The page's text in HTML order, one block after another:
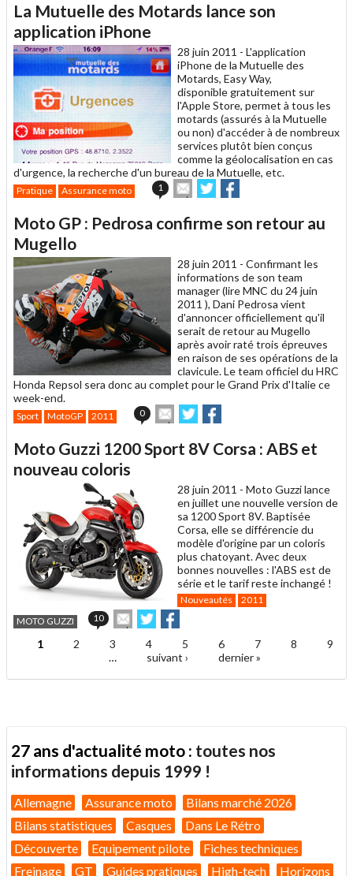
La Mutuelle des Motards lance son
application iPhone
28 juin 2011 - L'application
iPhone de la Mutuelle des
Motards, Easy Way,
disponible gratuitement sur
l'Apple Store, permet à tous les
motards (assurés à la Mutuelle
ou non) d'accéder à de nombreux
services plutôt bien conçus
comme la géolocalisation en cas
d'urgence, la recherche d'un bureau de la Mutuelle, etc.
Pratique Assurance moto 1
Envoyer
cet
à
Partager
sur sur
Moto GP : Pedrosa confirme son retour au
Mugello
28 juin 2011 - Confirmant les
informations de son team
manager (lire MNC du 24 juin
2011 ), Dani Pedrosa vient
d'annoncer officiellement qu'il
serait de retour au Mugello
après avoir raté trois épreuves
en raison de ses opérations de la
clavicule. Le team officiel du HRC
Honda Repsol sera donc au complet pour le Grand Prix d'Italie ce
week-end.
Sport MotoGP 2011 0
Envoyer
cet
à
Partager
sur sur
Moto Guzzi 1200 Sport 8V Corsa : ABS et
nouveau coloris
28 juin 2011 - Moto Guzzi lance
en juillet une nouvelle version de
sa 1200 Sport 8V. Baptisée
Corsa, elle se différencie du
modèle d'origine par un coloris
plus chatoyant. Avec deux
bonnes nouvelles : l'ABS est de
série et le tarif reste inchangé !
Nouveautés
2011
MOTO GUZZI
10
Envoyer
cet
article
ami
Partager
sur
Twitter
sur
Facebook
Pages
1 2 3 4 5 6 7 8
9
…
suivant › dernier »
27 ans d'actualité moto : toutes nos
informations depuis 1999 !
Allemagne Assurance moto
Bilans marché 2026
Bilans statistiques
Casques
Dans Le Rétro
Découverte
Equipement pilote
Fiches techniques
Freinage
GT Guides pratiques High-tech Horizons